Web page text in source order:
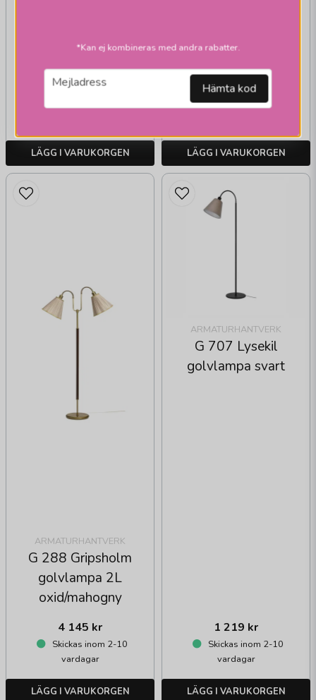
1 219 kr
Skickas inom 2-10
LÄGG I VARUKORGEN
G 707 Lysekil
1 219 kr
Skickas inom 2-10
LÄGG I VARUKORGEN
ARMATURHANTVERK
G 288 Gripsholm
golvlampa 2L
oxid/mahogny
4 145 kr
Skickas inom 2-10
vardagar
LÄGG I VARUKORGEN
ARMATURHANTVERK
G 707 Lysekil
golvlampa svart
1 219 kr
Skickas inom 2-10
vardagar
LÄGG I VARUKORGEN
*Kan ej kombineras med andra rabatter.
email
Mejladress Hämta kod